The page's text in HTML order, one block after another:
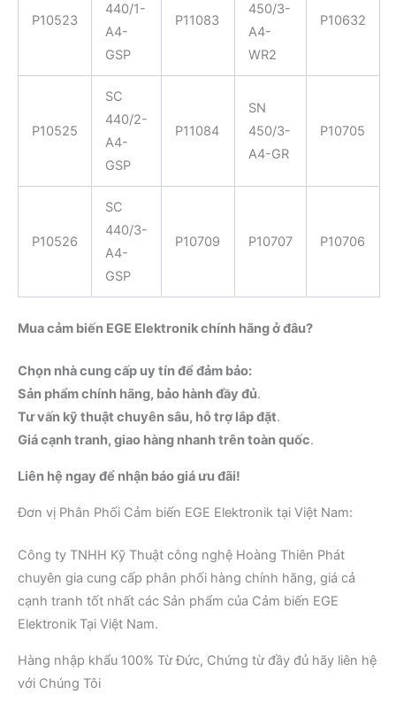
P10523
440/1-
A4-
GSP
P11083
450/3-
A4-
WR2
P10632
P10525
SC
440/2-
A4-
GSP
P11084
SN
450/3-
A4-GR
P10705
P10526
SC
440/3-
A4-
GSP
P10709 P10707 P10706
Mua cảm biến EGE Elektronik chính hãng ở đâu?
Chọn nhà cung cấp uy tín để đảm bảo:
Sản phẩm chính hãng, bảo hành đầy đủ.
Tư vấn kỹ thuật chuyên sâu, hỗ trợ lắp đặt.
Giá cạnh tranh, giao hàng nhanh trên toàn quốc.
Liên hệ ngay để nhận báo giá ưu đãi!
Đơn vị Phân Phối Cảm biến EGE Elektronik tại Việt Nam:
Công ty TNHH Kỹ Thuật công nghệ Hoàng Thiên Phát
chuyên gia cung cấp phân phối hàng chính hãng, giá cả
cạnh tranh tốt nhất các Sản phẩm của Cảm biến EGE
Elektronik Tại Việt Nam.
Hàng nhập khẩu 100% Từ Đức, Chứng từ đầy đủ hãy liên hệ
với Chúng Tôi